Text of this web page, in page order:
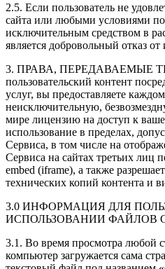
2.5. Если пользователь не
сайта или любыми условиями
исключительным средством в
является добровольный отказ
3. ПРАВА, ПЕРЕДАВАЕМЫЕ
пользовательский контент
услуг, вы предоставляете
неисключительную,
мире лицензию на доступ к
использование в пределах,
Сервиса, в том числе на
Сервиса на сайтах третьих лиц
embed (iframe), а также
технических копий контента и
3.0 ИНФОРМАЦИЯ ДЛЯ
ИСПОЛЬЗОВАНИИ ФАЙЛОВ
3.1. Во время просмотра любой
компьютер загружается сама